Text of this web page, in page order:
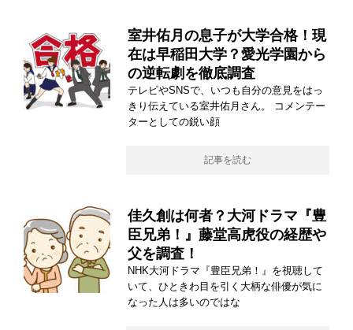
室井佑月の息子が大学合格！現
在は早稲田大学？愛光学園から
の逆転劇を徹底調査
テレビやSNSで、いつも自分の意見をはっ
きり伝えている室井佑月さん。 コメンテー
ターとしての鋭い顔
記事を読む
佳久創は何者？大河ドラマ『豊
臣兄弟！』藤堂高虎役の経歴や
父を調査！
NHK大河ドラマ『豊臣兄弟！』を視聴して
いて、ひときわ目を引く大柄な俳優が気に
なった人は多いのではな